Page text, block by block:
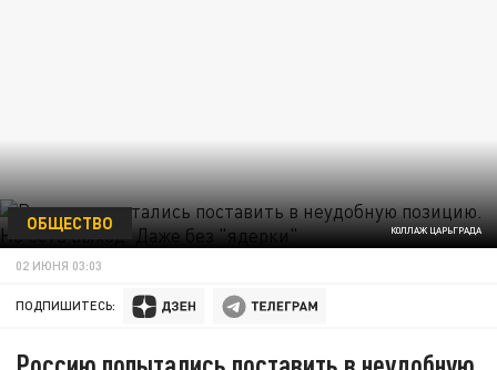
КОЛЛАЖ ЦАРЬГРАДА
ОБЩЕСТВО
02 ИЮНЯ 03:03
ПОДПИШИТЕСЬ: